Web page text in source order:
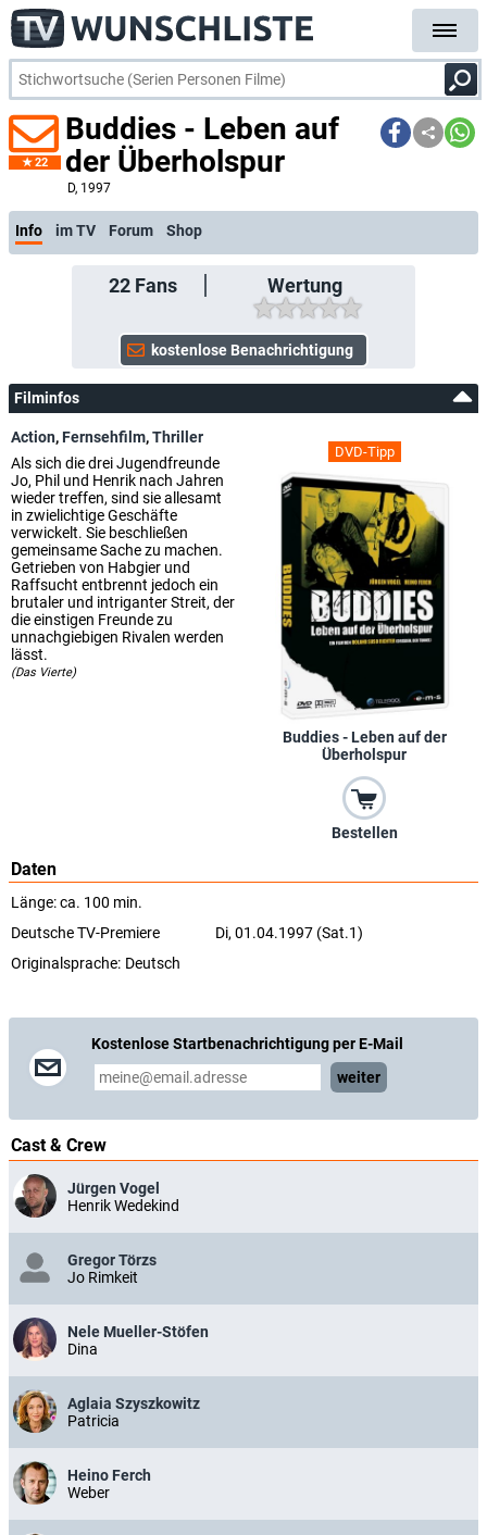
22
Buddies - Leben auf
der Überholspur
D, 1997
Info im TV Forum Shop
22Fans Wertung
Filminfos
DVD-Tipp
Buddies - Leben auf der
Überholspur
Bestellen
Action,Fernsehfilm,Thriller
Als sich die drei Jugendfreunde
Jo, Phil und Henrik nach Jahren
wieder treffen, sind sie allesamt
in zwielichtige Geschäfte
verwickelt. Sie beschließen
gemeinsame Sache zu machen.
Getrieben von Habgier und
Raffsucht entbrennt jedoch ein
brutaler und intriganter Streit, der
die einstigen Freunde zu
unnachgiebigen Rivalen werden
lässt.
(Das Vierte)
Daten
Länge: ca. 100 min.
Deutsche TV-Premiere
Di, 01.04.1997 (Sat.1)
Originalsprache: Deutsch
Kostenlose Startbenachrichtigung per E-Mail
weiter
Cast & Crew
Jürgen Vogel
Henrik Wedekind
Gregor Törzs
Jo Rimkeit
Nele Mueller-Stöfen
Dina
Aglaia Szyszkowitz
Patricia
Heino Ferch
Weber